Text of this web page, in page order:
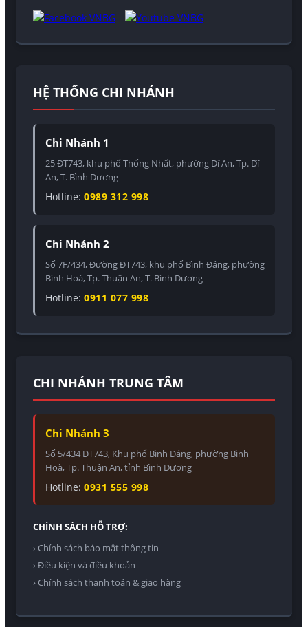
HỆ THỐNG CHI NHÁNH
Chi Nhánh 1
25 ĐT743, khu phố Thống Nhất, phường Dĩ An, Tp. Dĩ
An, T. Bình Dương
Hotline: 0989 312 998
Chi Nhánh 2
Số 7F/434, Đường ĐT743, khu phố Bình Đáng, phường
Bình Hoà, Tp. Thuận An, T. Bình Dương
Hotline: 0911 077 998
CHI NHÁNH TRUNG TÂM
Chi Nhánh 3
Số 5/434 ĐT743, Khu phố Bình Đáng, phường Bình
Hoà, Tp. Thuận An, tỉnh Bình Dương
Hotline: 0931 555 998
CHÍNH SÁCH HỖ TRỢ:
› Chính sách bảo mật thông tin
› Điều kiện và điều khoản
› Chính sách thanh toán & giao hàng